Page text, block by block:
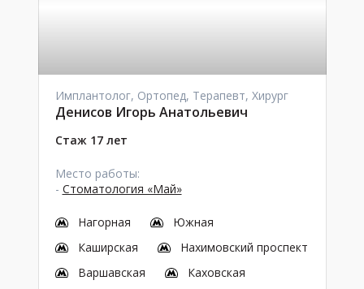
Имплантолог, Ортопед, Терапевт, Хирург
Денисов Игорь Анатольевич
Стаж 17 лет
Место работы:
- Стоматология «Май»
Нагорная
Южная
Каширская
Нахимовский проспект
Варшавская
Каховская